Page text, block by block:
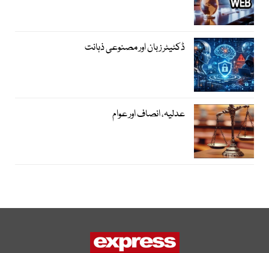
ڈکٹیٹر زبان اور مصنوعی ذہانت
عدلیہ، انصاف اور عوام